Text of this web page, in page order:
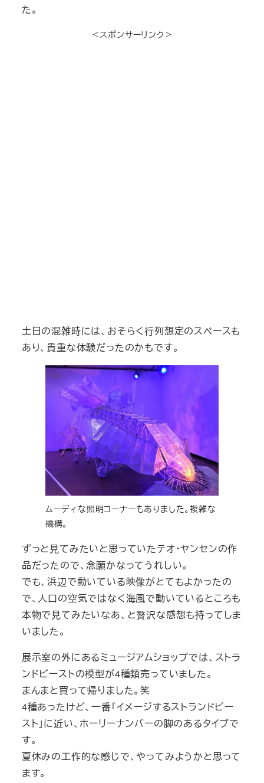
た。
＜スポンサーリンク＞
土日の混雑時には、おそらく行列想定のスペースも
あり、貴重な体験だったのかもです。
ムーディな照明コーナーもありました。複雑な
機構。
ずっと見てみたいと思っていたテオ・ヤンセンの作
品だったので、念願かなってうれしい。
でも、浜辺で動いている映像がとてもよかったの
で、人口の空気ではなく海風で動いているところも
本物で見てみたいなあ、と贅沢な感想も持ってしま
いました。
展示室の外にあるミュージアムショップでは、ストラ
ンドビーストの模型が4種類売っていました。
まんまと買って帰りました。笑
4種あったけど、一番「イメージするストランドビー
スト」に近い、ホーリーナンバーの脚のあるタイプで
す。
夏休みの工作的な感じで、やってみようかと思って
ます。